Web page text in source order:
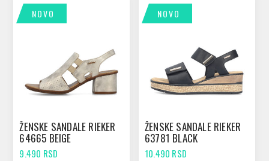
NOVO
ŽENSKE SANDALE RIEKER
64665 BEIGE
9.490 RSD
NOVO
ŽENSKE SANDALE RIEKER
63781 BLACK
10.490 RSD